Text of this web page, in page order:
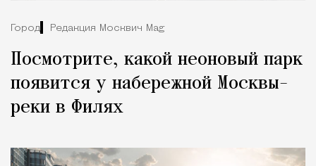
Город Редакция Москвич Mag
Посмотрите, какой неоновый парк
появится у набережной Москвы-
реки в Филях